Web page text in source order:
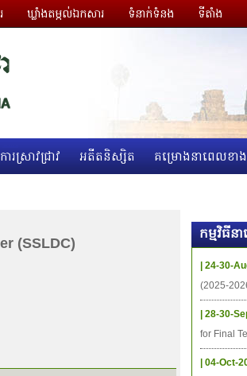
ឃ្លាំងតម្កល់ឯកសារ ទំនាក់ទំនង ទីតាំង
ការស្រាវជ្រាវ អតីតនិស្សិត គម្រោងនាពេលខា
(SSLDC)
កម្មវិធីន
| 24-30-
(2025-
| 28-30-
for Final
| 04-Oct-